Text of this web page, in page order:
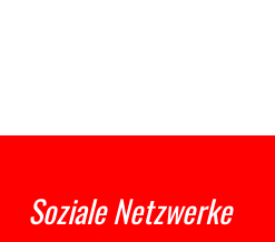
Soziale Netzwerke